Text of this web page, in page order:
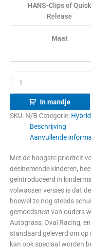
HANS-Clips of Quick
Release
Maat
-
In mandje
SKU: N/B Categorie:
Beschrijving
Aanvullende
Met de hoogste prioriteit
deelnemende kinderen,
geïntroduceerd in
volwassen versies is dat
hoewel ze nog steeds
gemoedsrust van ouders
Autograss, Oval Racing,
standaard geleverd om op
kan ook speciaal worden